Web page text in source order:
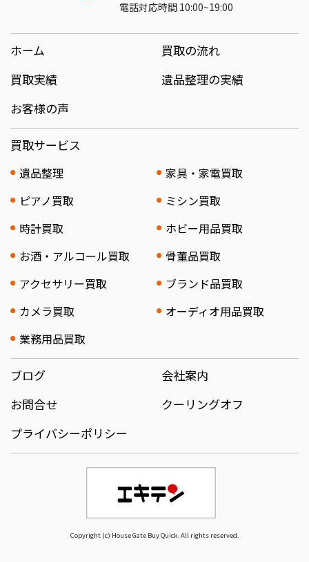
電話対応時間 10:00~19:00
ホーム
買取の流れ
買取実績
遺品整理の実績
お客様の声
買取サービス
遺品整理
家具・家電買取
ピアノ買取
ミシン買取
時計買取
ホビー用品買取
お酒・アルコール買取
骨董品買取
アクセサリー買取
ブランド品買取
カメラ買取
オーディオ用品買取
業務用品買取
ブログ
会社案内
お問合せ
クーリングオフ
プライバシーポリシー
Copyright (c) House Gate Buy Quick. All rights reserved.